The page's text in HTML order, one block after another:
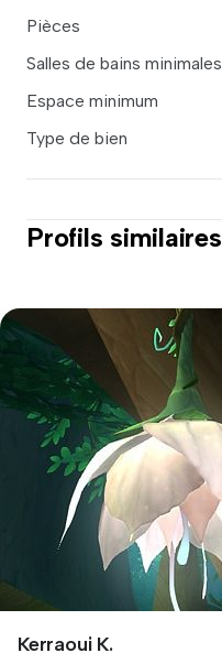
Pièces
Salles de bains minimales
Espace minimum
Type de bien
Profils similaires
Kerraoui K.